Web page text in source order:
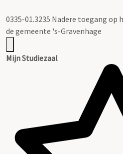
0335-01.3235 Nadere toegang
de gemeente 's-Gravenhage
Mijn Studiezaal